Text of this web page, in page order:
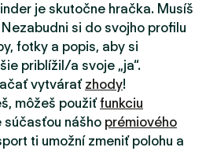
je skutočne hračka. Musíš
Nezabudni si do svojho profilu
fotky a popis, aby si
priblížil/a svoje „ja“.
vytváraťzhody!
môžeš použiťfunkciu
súčasťou nášho prémiového
ti umožní zmeniť polohu a